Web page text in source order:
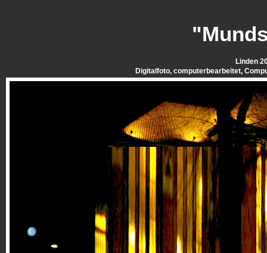
Linden
Digitalfoto, computerbearbeitet,